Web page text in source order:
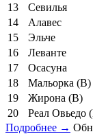
13
Севилья
14
Алавес
15
Эльче
16
Леванте
17
Осасуна
18
Мальорка (В)
19
Жирона (В)
20
Реал Овьедо
Подробнее →